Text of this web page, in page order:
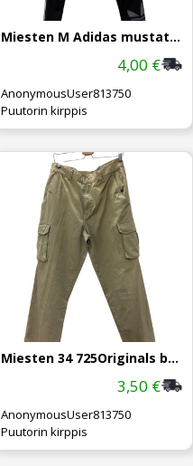
Miesten M Adidas mustat verkkarit
4,00 €
AnonymousUser813750
Puutorin kirppis
Miesten 34 725Originals beiget housut
3,50 €
AnonymousUser813750
Puutorin kirppis